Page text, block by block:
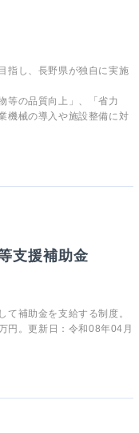
指し、長野県が独自に実施
等の品質向上」、「省力
機械の導入や施設整備に対
支援補助金
補助金を支給する制度。
円。更新日：令和08年04月